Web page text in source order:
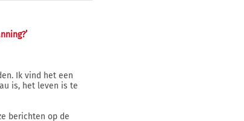
Ik vind het een
is, het leven is te
berichten op de